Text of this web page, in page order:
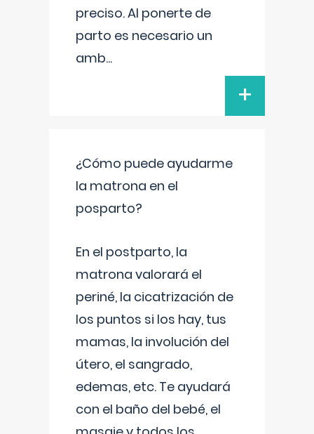
preciso. Al ponerte de
parto es necesario un
amb...
+
¿Cómo puede ayudarme
la matrona en el
posparto?
En el postparto, la
matrona valorará el
periné, la cicatrización de
los puntos si los hay, tus
mamas, la involución del
útero, el sangrado,
edemas, etc. Te ayudará
con el baño del bebé, el